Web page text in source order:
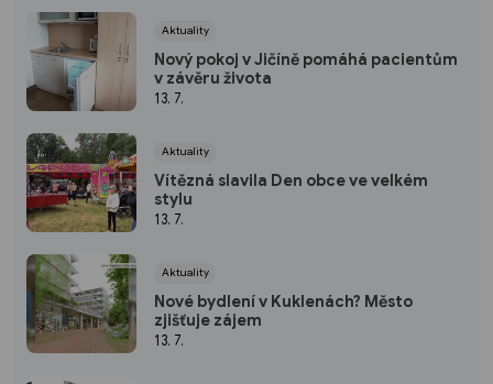
Aktuality
Nový pokoj v Jičíně pomáhá pacientům
v závěru života
13. 7.
Aktuality
Vítězná slavila Den obce ve velkém
stylu
13. 7.
Aktuality
Nové bydlení v Kuklenách? Město
zjišťuje zájem
13. 7.